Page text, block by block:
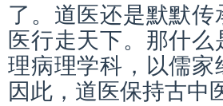
了。道医还是默默
医行走天下。那什
理病理学科，以儒
因此，道医保持古中